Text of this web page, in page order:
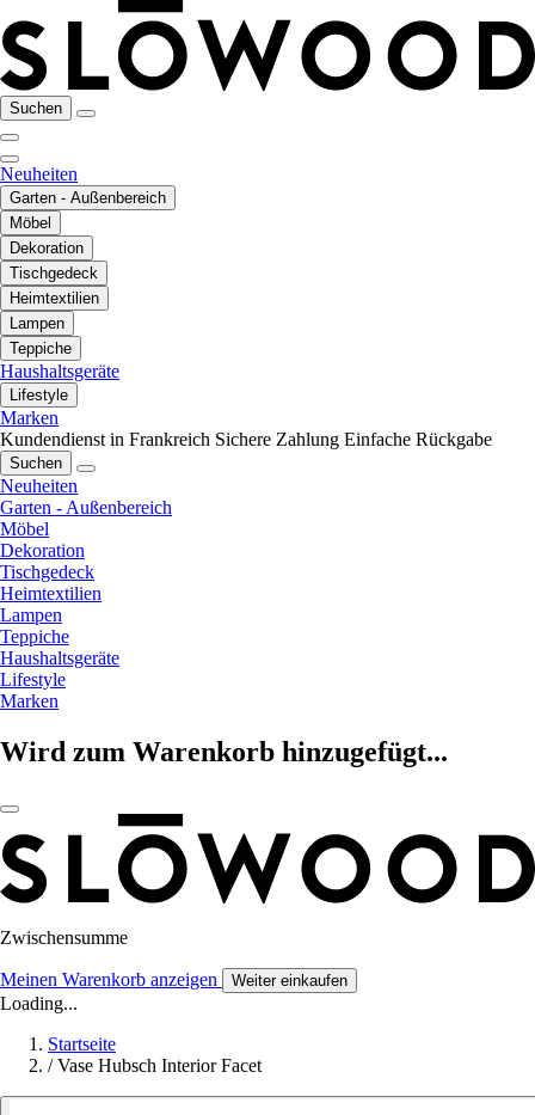
Suchen
Neuheiten
Garten - Außenbereich
Möbel
Dekoration
Tischgedeck
Heimtextilien
Lampen
Teppiche
Haushaltsgeräte
Lifestyle
Marken
Kundendienst in Frankreich Sichere Zahlung Einfache Rückgabe
Suchen
Neuheiten
Garten - Außenbereich
Möbel
Dekoration
Tischgedeck
Heimtextilien
Lampen
Teppiche
Haushaltsgeräte
Lifestyle
Marken
Wird zum Warenkorb hinzugefügt...
Zwischensumme
Meinen Warenkorb anzeigen Weiter einkaufen
Loading...
Startseite
/ Vase Hubsch Interior Facet